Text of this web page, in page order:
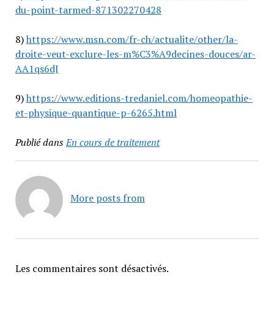
du-point-tarmed-871302270428
8)https://www.msn.com/fr-ch/actualite/other/la-
droite-veut-exclure-les-m%C3%A9decines-douces/ar-
AA1qs6dJ
9)https://www.editions-tredaniel.com/homeopathie-
et-physique-quantique-p-6265.html
Publié dansEn cours de traitement
More posts from
Les commentaires sont désactivés.